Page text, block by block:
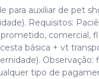
para auxiliar de pet
Requisitos:
comercial,
básica + vt
tipo de